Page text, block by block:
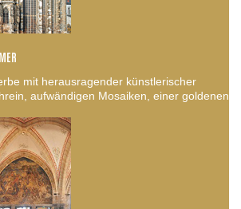
mit herausragender künstlerischer
aufwändigen Mosaiken, einer goldenen